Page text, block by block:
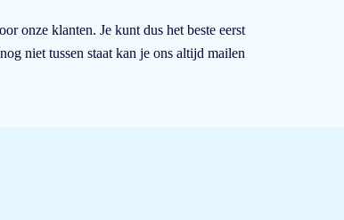
onze klanten. Je kunt dus het beste eerst
niet tussen staat kan je ons altijd mailen